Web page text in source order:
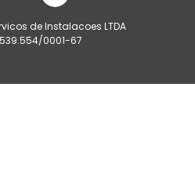
de Instalacoes LTDA
0001-67